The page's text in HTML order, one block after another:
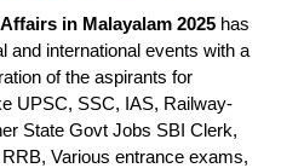
in Malayalam 2025 has
and international events with a
of the aspirants for
UPSC, SSC, IAS, Railway-
State Govt Jobs SBI Clerk,
Various entrance exams,